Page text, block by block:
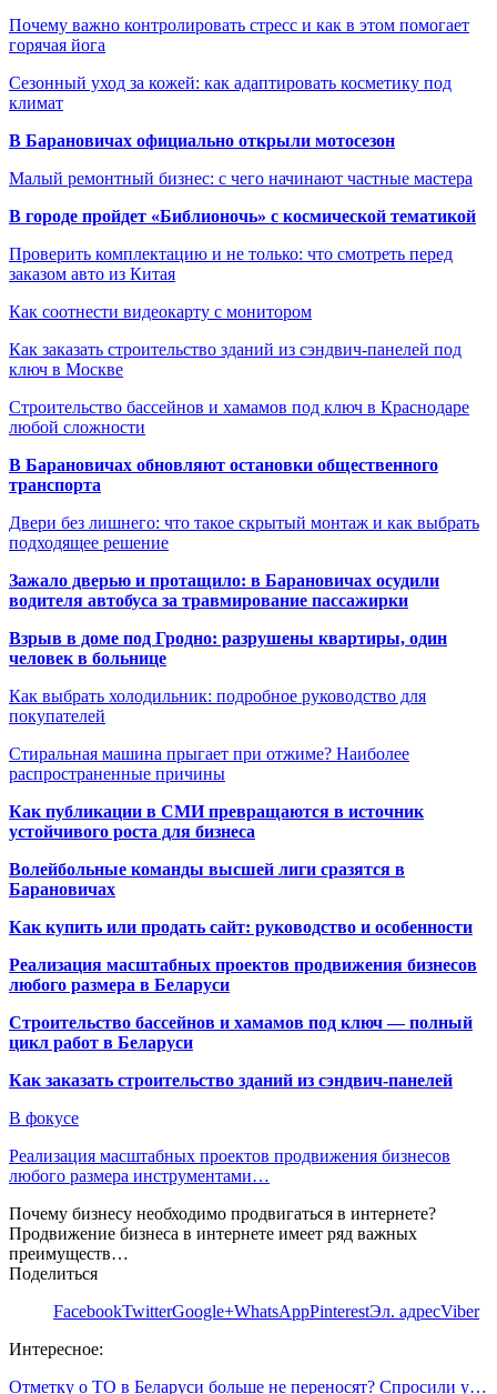
Почему важно контролировать стресс и как в этом помогает
горячая йога
Сезонный уход за кожей: как адаптировать косметику под
климат
В Барановичах официально открыли мотосезон
Малый ремонтный бизнес: с чего начинают частные мастера
В городе пройдет «Библионочь» с космической тематикой
Проверить комплектацию и не только: что смотреть перед
заказом авто из Китая
Как соотнести видеокарту с монитором
Как заказать строительство зданий из сэндвич-панелей под
ключ в Москве
Строительство бассейнов и хамамов под ключ в Краснодаре
любой сложности
В Барановичах обновляют остановки общественного
транспорта
Двери без лишнего: что такое скрытый монтаж и как выбрать
подходящее решение
Зажало дверью и протащило: в Барановичах осудили
водителя автобуса за травмирование пассажирки
Взрыв в доме под Гродно: разрушены квартиры, один
человек в больнице
Как выбрать холодильник: подробное руководство для
покупателей
Стиральная машина прыгает при отжиме? Наиболее
распространенные причины
Как публикации в СМИ превращаются в источник
устойчивого роста для бизнеса
Волейбольные команды высшей лиги сразятся в
Барановичах
Как купить или продать сайт: руководство и особенности
Реализация масштабных проектов продвижения бизнесов
любого размера в Беларуси
Строительство бассейнов и хамамов под ключ — полный
цикл работ в Беларуси
Как заказать строительство зданий из сэндвич-панелей
В фокусе
Реализация масштабных проектов продвижения бизнесов
любого размера инструментами…
Почему бизнесу необходимо продвигаться в интернете?
Продвижение бизнеса в интернете имеет ряд важных
преимуществ…
Поделиться
FacebookTwitterGoogle+WhatsAppPinterestЭл. адресViber
Интересное:
Отметку о ТО в Беларуси больше не переносят? Спросили у…